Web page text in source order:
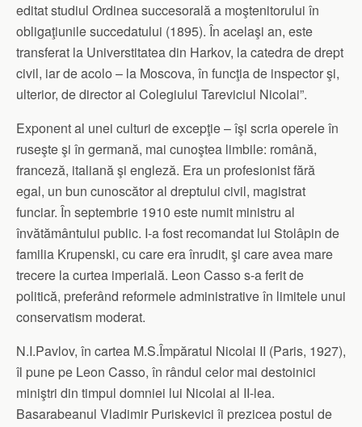
editat studiul Ordinea succesorală a moştenitorului în
obligaţiunile succedatului (1895). În acelaşi an, este
transferat la Universtitatea din Harkov, la catedra de drept
civil, iar de acolo – la Moscova, în funcţia de inspector şi,
ulterior, de director al Colegiului Tareviciul Nicolai”.
Exponent al unei culturi de excepţie – îşi scria operele în
ruseşte şi în germană, mai cunoştea limbile: română,
franceză, italiană şi engleză. Era un profesionist fără
egal, un bun cunoscător al dreptului civil, magistrat
funciar. În septembrie 1910 este numit ministru al
învătământului public. I-a fost recomandat lui Stolâpin de
familia Krupenski, cu care era înrudit, şi care avea mare
trecere la curtea imperială. Leon Casso s-a ferit de
politică, preferând reformele administrative în limitele unui
conservatism moderat.
N.I.Pavlov, în cartea M.S.Împăratul Nicolai II (Paris, 1927),
îl pune pe Leon Casso, în rândul celor mai destoinici
miniştri din timpul domniei lui Nicolai al II-lea.
Basarabeanul Vladimir Puriskevici îi prezicea postul de